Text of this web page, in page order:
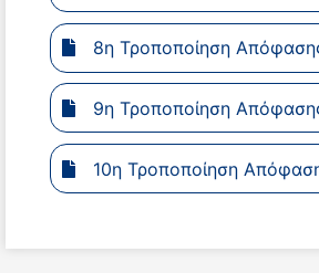
8η Τροποποίηση
9η Τροποποίηση
10η Τροποποίηση